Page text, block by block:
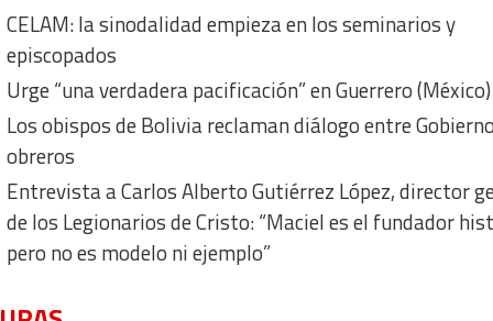
CELAM: la sinodalidad empieza en los seminarios y
episcopados
Urge “una verdadera pacificación” en Guerrero (México)
Los obispos de Bolivia reclaman diálogo entre
obreros
Entrevista a Carlos Alberto Gutiérrez López, director
de los Legionarios de Cristo: “Maciel es el fundador
pero no es modelo ni ejemplo”